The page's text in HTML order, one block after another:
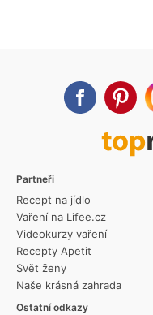
Partneři
Recept na jídlo
Vaření na Lifee.cz
Videokurzy vaření
Recepty Apetit
Svět ženy
Naše krásná zahrada
Ostatní odkazy